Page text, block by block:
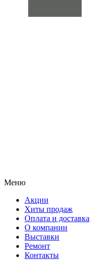
Меню
Акции
Хиты продаж
Оплата и доставка
О компании
Выставки
Ремонт
Контакты